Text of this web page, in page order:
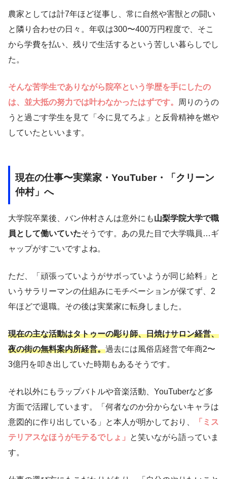
農家としては計7年ほど従事し、常に自然や害獣との闘い
と隣り合わせの日々。年収は300〜400万円程度で、そこ
から学費を払い、残りで生活するという苦しい暮らしでし
た。
そんな苦学生でありながら院卒という学歴を手にしたの
は、並大抵の努力では叶わなかったはずです。
周りのうの
うと過ごす学生を見て「今に見てろよ」と反骨精神を燃や
していたといいます。
現在の仕事〜実業家・YouTuber・「クリーン
仲村」へ
大学院卒業後、バン仲村さんは意外にも山梨学院大学で職
員として働いていたそうです。あの見た目で大学職員…ギ
ャップがすごいですよね。
ただ、「頑張っていようがサボっていようが同じ給料」と
いうサラリーマンの仕組みにモチベーションが保てず、2
年ほどで退職。その後は実業家に転身しました。
現在の主な活動はタトゥーの彫り師、日焼けサロン経営、
夜の街の無料案内所経営。過去には風俗店経営で年商2〜
3億円を叩き出していた時期もあるそうです。
それ以外にもラップバトルや音楽活動、YouTuberなど多
方面で活躍しています。「何者なのか分からないキャラは
意図的に作り出している」と本人が明かしており、
「ミス
テリアスなほうがモテるでしょ」
と笑いながら語っていま
す。